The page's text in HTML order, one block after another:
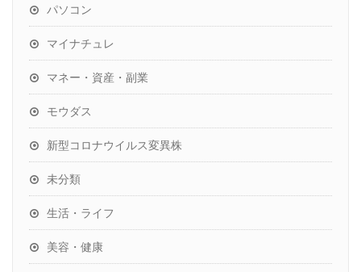
パソコン
マイナチュレ
マネー・資産・副業
モウダス
新型コロナウイルス変異株
未分類
生活・ライフ
美容・健康